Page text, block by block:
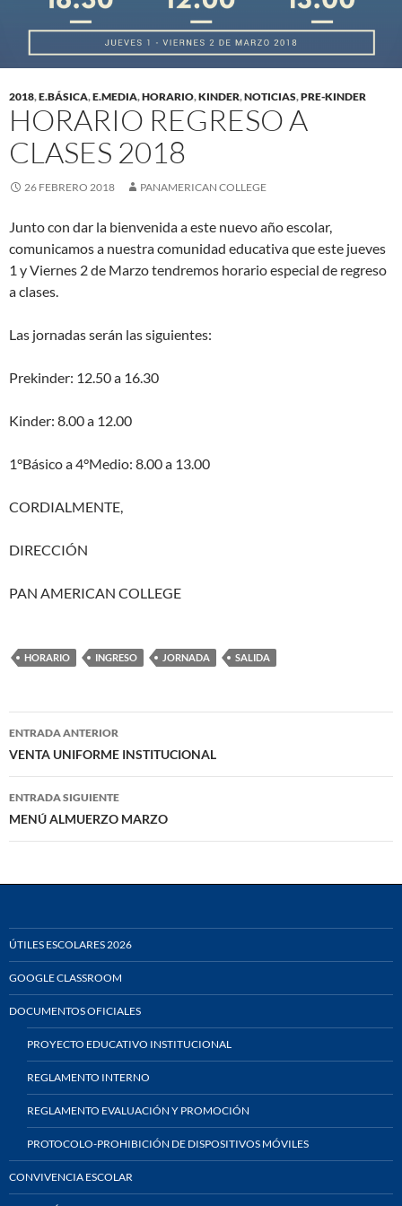
2018,E.BÁSICA,E.MEDIA,HORARIO,KINDER,NOTICIAS,PRE-KINDER
HORARIO REGRESO A
CLASES 2018
26 FEBRERO 2018 PANAMERICAN COLLEGE
Junto con dar la bienvenida a este nuevo año escolar,
comunicamos a nuestra comunidad educativa que este jueves
1 y Viernes 2 de Marzo tendremos horario especial de regreso
a clases.
Las jornadas serán las siguientes:
Prekinder: 12.50 a 16.30
Kinder: 8.00 a 12.00
1°Básico a 4°Medio: 8.00 a 13.00
CORDIALMENTE,
DIRECCIÓN
PAN AMERICAN COLLEGE
HORARIO INGRESO JORNADA SALIDA
Navegación
de
entradas
ENTRADA ANTERIOR
VENTA UNIFORME INSTITUCIONAL
ENTRADA SIGUIENTE
MENÚ ALMUERZO MARZO
ÚTILES ESCOLARES 2026
GOOGLE CLASSROOM
DOCUMENTOS OFICIALES
PROYECTO EDUCATIVO INSTITUCIONAL
REGLAMENTO INTERNO
REGLAMENTO EVALUACIÓN Y PROMOCIÓN
PROTOCOLO-PROHIBICIÓN DE DISPOSITIVOS MÓVILES
CONVIVENCIA ESCOLAR